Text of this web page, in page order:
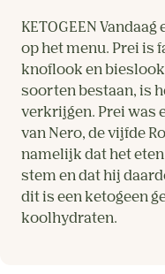
KETOGEEN
op het menu. Prei is
knoflook en
soorten bestaan, is
verkrijgen. Prei was
van Nero, de vijfde
namelijk dat het
stem en dat hij
dit is een ketogeen
koolhydraten.